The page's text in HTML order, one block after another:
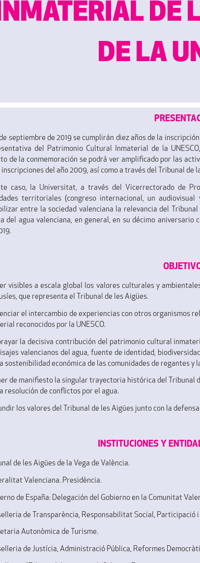
DE
DE LA
septiembre de 2019 se cumplirán diez años de la
del Patrimonio Cultural Inmaterial de la
de la conmemoración se podrá ver amplificado por las
inscripciones del año 2009, así como a través del Tribunal de
caso, la Universitat, a través del Vicerrectorado de
territoriales (congreso internacional, un
entre la sociedad valenciana la relevancia del
del agua valenciana, en general, en su décimo
visibles a escala global los valores culturales y
que representa el Tribunal de les Aigües.
el intercambio de experiencias con otros organismos
reconocidos por la UNESCO.
la decisiva contribución del patrimonio cultural
valencianos del agua, fuente de identidad,
sostenibilidad económica de las comunidades de regantes y
de manifiesto la singular trayectoria histórica del Tribunal
resolución de conflictos por el agua.
los valores del Tribunal de les Aigües junto con la
INSTITUCIONES Y
de les Aigües de la Vega de València.
Valenciana. Presidència.
de España: Delegación del Gobierno en la Comunitat
de Transparència, Responsabilitat Social, Participació i
Autonòmica de Turisme.
de Justícia, Administració Pública, Reformes